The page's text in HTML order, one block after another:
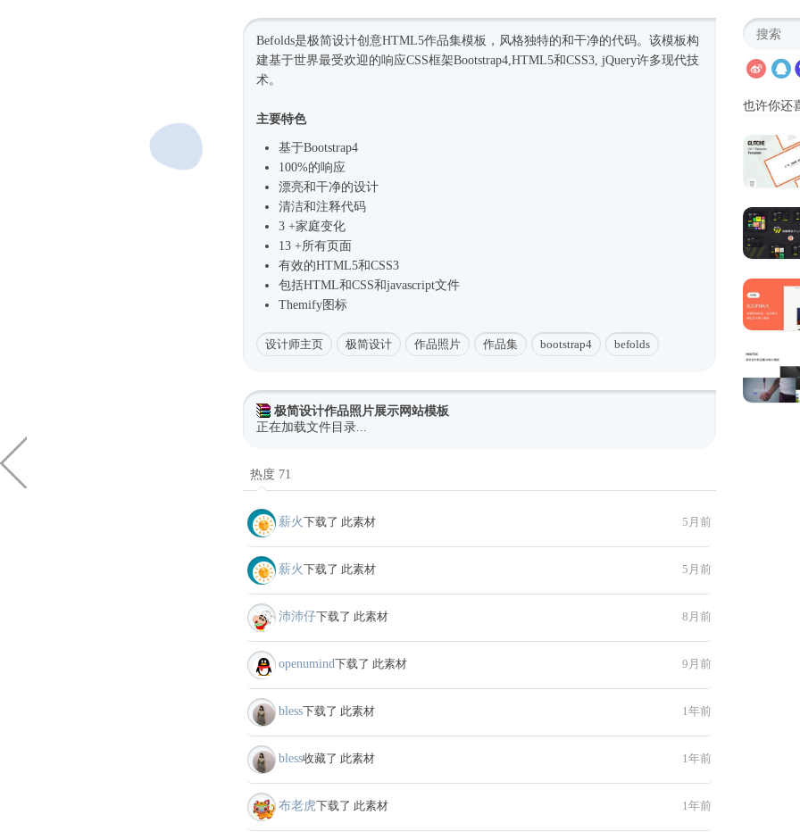
Befolds是极简设计创意HTML5作品集模板，风格独特的和干净的代码。该模板构
建基于世界最受欢迎的响应CSS框架Bootstrap4,HTML5和CSS3, jQuery许多现代技
术。
主要特色
基于Bootstrap4
100%的响应
漂亮和干净的设计
清洁和注释代码
3 +家庭变化
13 +所有页面
有效的HTML5和CSS3
包括HTML和CSS和javascript文件
Themify图标
设计师主页 极简设计 作品照片 作品集 bootstrap4 befolds
极简设计作品照片展示网站模板
正在加载文件目录...
热度 71
薪火下载了 此素材 5月前
薪火下载了 此素材 5月前
沛沛仔下载了 此素材 8月前
openumind下载了 此素材 9月前
bless下载了 此素材 1年前
bless收藏了 此素材 1年前
布老虎下载了 此素材 1年前
也许你还